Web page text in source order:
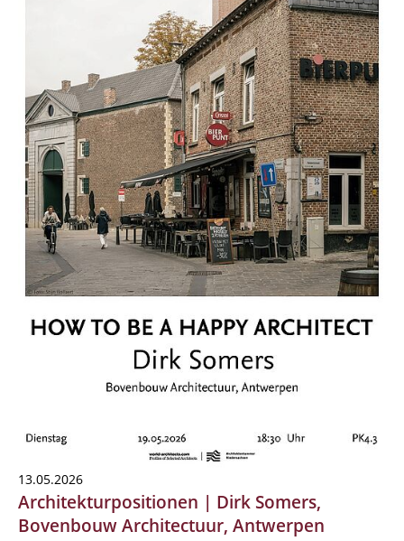
13.05.2026
Architekturpositionen | Dirk Somers,
Bovenbouw Architectuur, Antwerpen